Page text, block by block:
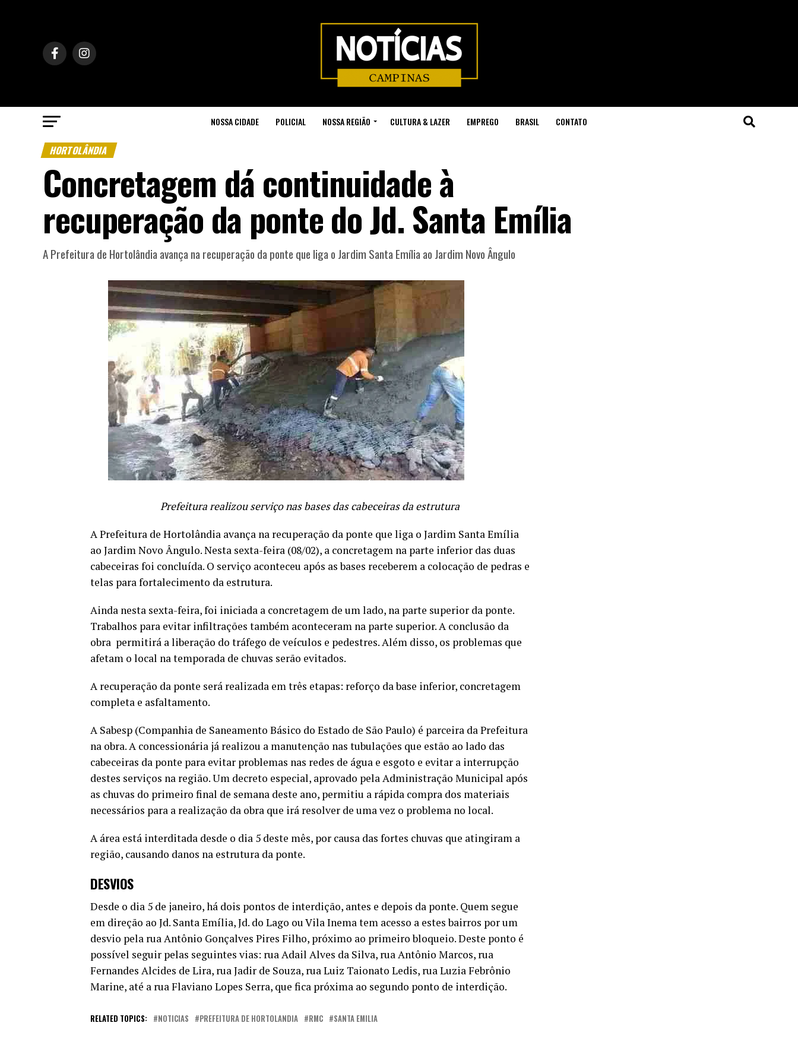
NOSSA CIDADE POLICIAL NOSSA REGIÃO CULTURA & LAZER EMPREGO BRASIL CONTATO
HORTOLÂNDIA
Concretagem dá continuidade à
recuperação da ponte do Jd. Santa Emília
A Prefeitura de Hortolândia avança na recuperação da ponte que liga o Jardim Santa Emília ao Jardim Novo Ângulo
Prefeitura realizou serviço nas bases das cabeceiras da estrutura
A Prefeitura de Hortolândia avança na recuperação da ponte que liga o Jardim Santa Emília
ao Jardim Novo Ângulo. Nesta sexta-feira (08/02), a concretagem na parte inferior das duas
cabeceiras foi concluída. O serviço aconteceu após as bases receberem a colocação de pedras e
telas para fortalecimento da estrutura.
Ainda nesta sexta-feira, foi iniciada a concretagem de um lado, na parte superior da ponte.
Trabalhos para evitar infiltrações também aconteceram na parte superior. A conclusão da
obra permitirá a liberação do tráfego de veículos e pedestres. Além disso, os problemas que
afetam o local na temporada de chuvas serão evitados.
A recuperação da ponte será realizada em três etapas: reforço da base inferior, concretagem
completa e asfaltamento.
A Sabesp (Companhia de Saneamento Básico do Estado de São Paulo) é parceira da Prefeitura
na obra. A concessionária já realizou a manutenção nas tubulações que estão ao lado das
cabeceiras da ponte para evitar problemas nas redes de água e esgoto e evitar a interrupção
destes serviços na região. Um decreto especial, aprovado pela Administração Municipal após
as chuvas do primeiro final de semana deste ano, permitiu a rápida compra dos materiais
necessários para a realização da obra que irá resolver de uma vez o problema no local.
A área está interditada desde o dia 5 deste mês, por causa das fortes chuvas que atingiram a
região, causando danos na estrutura da ponte.
DESVIOS
Desde o dia 5 de janeiro, há dois pontos de interdição, antes e depois da ponte. Quem segue
em direção ao Jd. Santa Emília, Jd. do Lago ou Vila Inema tem acesso a estes bairros por um
desvio pela rua Antônio Gonçalves Pires Filho, próximo ao primeiro bloqueio. Deste ponto é
possível seguir pelas seguintes vias: rua Adail Alves da Silva, rua Antônio Marcos, rua
Fernandes Alcides de Lira, rua Jadir de Souza, rua Luiz Taionato Ledis, rua Luzia Febrônio
Marine, até a rua Flaviano Lopes Serra, que fica próxima ao segundo ponto de interdição.
RELATED TOPICS: NOTICIAS PREFEITURA DE HORTOLANDIA RMC SANTA EMILIA